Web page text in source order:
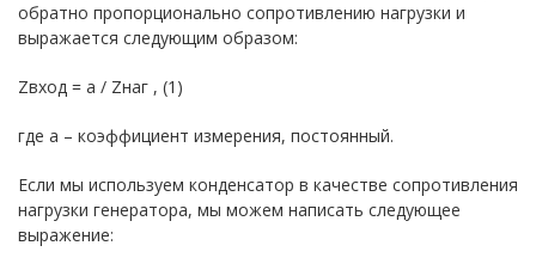
обратно пропорционально сопротивлению нагрузки и
выражается следующим образом:
Zвход = а / Zнаг , (1)
где a – коэффициент измерения, постоянный.
Если мы используем конденсатор в качестве сопротивления
нагрузки генератора, мы можем написать следующее
выражение: